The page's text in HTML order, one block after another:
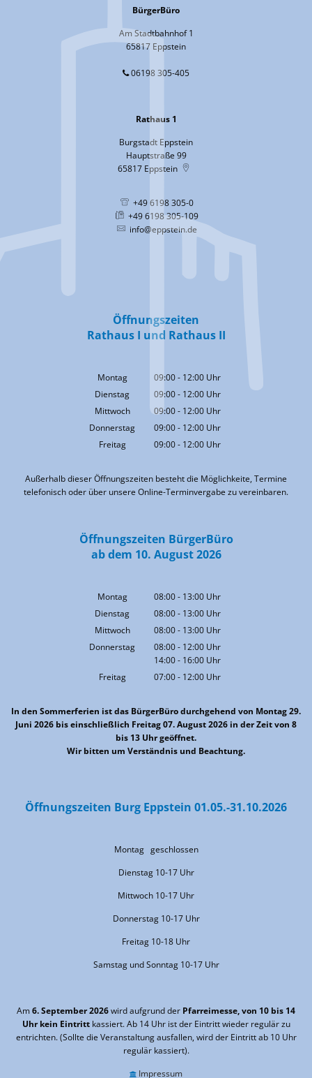
BürgerBüro
Am Stadtbahnhof 1
65817 Eppstein
06198 305-405
Rathaus 1
Burgstadt Eppstein
Hauptstraße 99
65817 Eppstein
+49 6198 305-0
+49 6198 305-109
info@eppstein.de
Öffnungszeiten
Rathaus I und Rathaus II
Montag 09:00- 12:00 Uhr
Von 09:00 bis 12:00 Uhr
Dienstag 09:00- 12:00 Uhr
Von 09:00 bis 12:00 Uhr
Mittwoch 09:00- 12:00 Uhr
Von 09:00 bis 12:00 Uhr
Donnerstag 09:00- 12:00 Uhr
Von 09:00 bis 12:00 Uhr
Freitag 09:00- 12:00 Uhr
Außerhalb dieser Öffnungszeiten besteht die Möglichkeite, Termine
telefonisch oder über unsere Online-Terminvergabe zu vereinbaren.
Öffnungszeiten BürgerBüro
ab dem 10. August 2026
Montag 08:00- 13:00 Uhr
Von 08:00 bis 13:00 Uhr
Dienstag 08:00- 13:00 Uhr
Von 08:00 bis 13:00 Uhr
Mittwoch 08:00- 13:00 Uhr
Von 08:00 bis 13:00 Uhr
Donnerstag 08:00- 12:00 Uhr
Von 08:00 bis 12:00 Uhr
14:00- 16:00 Uhr
Von 14:00 bis 16:00 Uhr
Freitag 07:00- 12:00 Uhr
In den Sommerferien ist das BürgerBüro durchgehend von Montag 29.
Juni 2026 bis einschließlich Freitag 07. August 2026 in der Zeit von 8
bis 13 Uhr geöffnet.
Wir bitten um Verständnis und Beachtung.
Öffnungszeiten Burg Eppstein 01.05.-31.10.2026
Montag geschlossen
Dienstag 10-17 Uhr
Mittwoch 10-17 Uhr
Donnerstag 10-17 Uhr
Freitag 10-18 Uhr
Samstag und Sonntag 10-17 Uhr
Am6. September 2026wird aufgrund der Pfarreimesse, von 10 bis 14
Uhr kein Eintrittkassiert. Ab 14 Uhr ist der Eintritt wieder regulär zu
entrichten. (Sollte die Veranstaltung ausfallen, wird der Eintritt ab 10 Uhr
regulär kassiert).
Impressum